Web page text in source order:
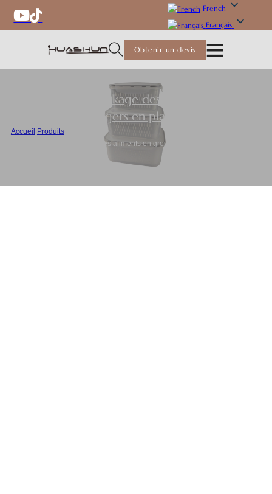
French
Français
Obtenir un devis
Récipients de stockage des aliments
ménagers en plastique
Accueil Produits/
Récipient de conservation des aliments en gros avec filtre pour les